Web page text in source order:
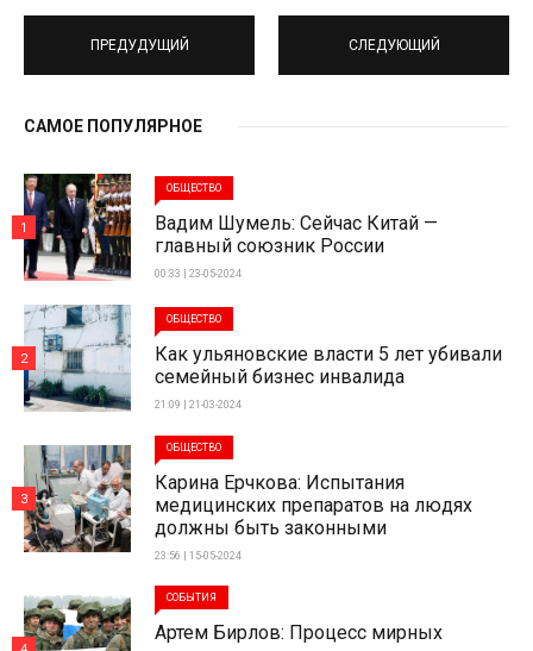
ПРЕДУДУЩИЙ СЛЕДУЮЩИЙ
САМОЕ ПОПУЛЯРНОЕ
ОБЩЕСТВО
Вадим Шумель: Сейчас Китай —
главный союзник России
00:33 | 23-05-2024
1
ОБЩЕСТВО
Как ульяновские власти 5 лет убивали
семейный бизнес инвалида
21:09 | 21-03-2024
2
ОБЩЕСТВО
Карина Ерчкова: Испытания
медицинских препаратов на людях
должны быть законными
23:56 | 15-05-2024
3
СОБЫТИЯ
Артем Бирлов: Процесс мирных